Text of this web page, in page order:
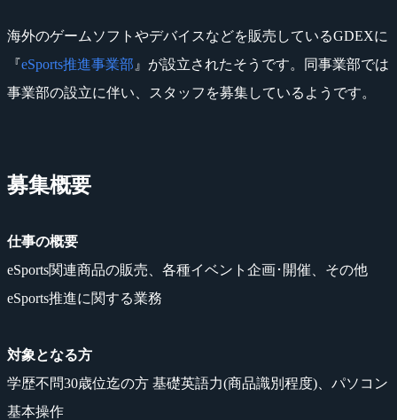
海外のゲームソフトやデバイスなどを販売しているGDEXに
『eSports推進事業部 』が設立されたそうです。同事業部では
事業部の設立に伴い、スタッフを募集しているようです。
募集概要
仕事の概要
eSports関連商品の販売、各種イベント企画･開催、その他
eSports推進に関する業務
対象となる方
学歴不問30歳位迄の方 基礎英語力(商品識別程度)、パソコン
基本操作